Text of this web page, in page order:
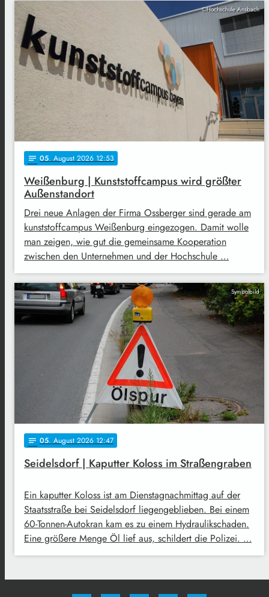
©Hochschule Ansbach
notes 05. August 2026 12:53
Weißenburg | Kunststoffcampus wird größter
Außenstandort
Drei neue Anlagen der Firma Ossberger sind gerade am
kunststoffcampus Weißenburg eingezogen. Damit wolle
man zeigen, wie gut die gemeinsame Kooperation
zwischen den Unternehmen und der Hochschule …
Symbolbild
notes 05. August 2026 12:47
Seidelsdorf | Kaputter Koloss im Straßengraben
Ein kaputter Koloss ist am Dienstagnachmittag auf der
Staatsstraße bei Seidelsdorf liegengeblieben. Bei einem
60-Tonnen-Autokran kam es zu einem Hydraulikschaden.
Eine größere Menge Öl lief aus, schildert die Polizei. …